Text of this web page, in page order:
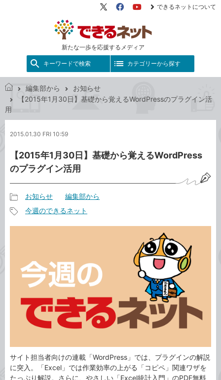
新たな一歩を応援するメディア
X（旧
FacebookYouTube
できるネットについて
キーワードで検索 カテゴリーから探す
ッ
編集部から
お知らせ
【2015年1月30日】基礎から覚えるWordPressのプラグイン活
用
2015.01.30 FRI 10:59
【2015年1月30日】基礎から覚えるWordPress
のプラグイン活用
事
カ
リ
お知らせ 編集部から
今週のできるネット
サイト担当者向けの連載「WordPress」では、プラグインの解説
に突入。「Excel」では作業効率の上がる「コピペ」関連ワザを
たっぷり解説。さらに、やさしい「Excel統計入門」のPDF無料